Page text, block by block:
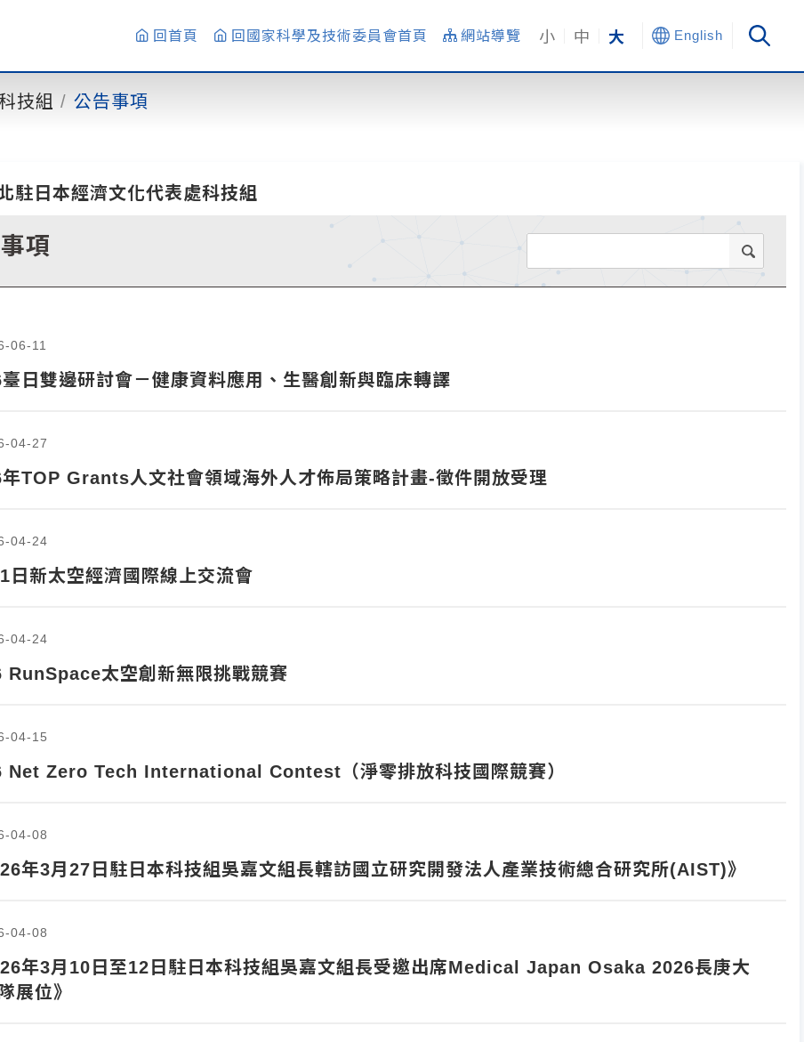
回首頁 回國家科學及技術委員會首頁 網站導覽 小 中 大 English
技組 公告事項
駐日本經濟文化代表處科技組
項
06-11
日雙邊研討會－健康資料應用、生醫創新與臨床轉譯
04-27
TOP Grants人文社會領域海外人才佈局策略計畫-徵件開放受理
04-24
日新太空經濟國際線上交流會
04-24
RunSpace太空創新無限挑戰競賽
04-15
Net Zero Tech International Contest（淨零排放科技國際競賽）
04-08
年3月27日駐日本科技組吳嘉文組長轄訪國立研究開發法人產業技術總合研究所(AIST)》
04-08
年3月10日至12日駐日本科技組吳嘉文組長受邀出席Medical Japan Osaka 2026長庚大
展位》